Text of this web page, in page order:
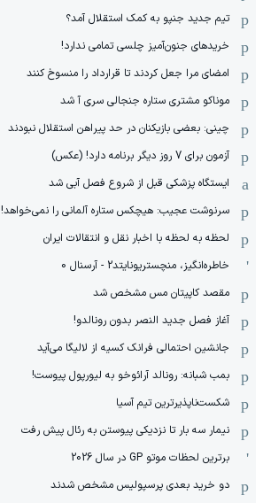
تیم جدید جنپو به کمک استقلال آمد؟
خریدهای جنون‌آمیز چلسی تمامی ندارد!
امضای مرا جعل کردند تا قرارداد را منسوخ کنند
موناکو مشتری ستاره جنجالی سری آ شد
چینی: بعضی بازیکنان در حد پیراهن استقلال نبودند
آزمون برای 7 روز دیگر برنامه دارد! (عکس)
ایستگاه پزشکی قبل از شروع فصل آبی شد
سرنوشت عجیب: هیچکس ستاره آلمانی را نمی‌خواهد!
لحظه به لحظه با اخبار نقل و انتقالات ایران
خاطره‌انگیز، منچستریونایتد2 - آرسنال 0
مقصد کاپیتان مس مشخص شد
آغاز فصل جدید النصر بدون رونالدو!
جانشین احتمالی فرانک کسیه از لالیگا می‌آید
بمب شبانه: رونالد آرائوخو به لیورپول پیوست!
شکست‌ناپذیرترین تیم آسیا
نیمار سه بار تا نزدیکی پیوستن به رئال پیش رفت
برترین لحظات موتو GP در سال 2026
دو خرید بعدی پرسپولیس مشخص شدند